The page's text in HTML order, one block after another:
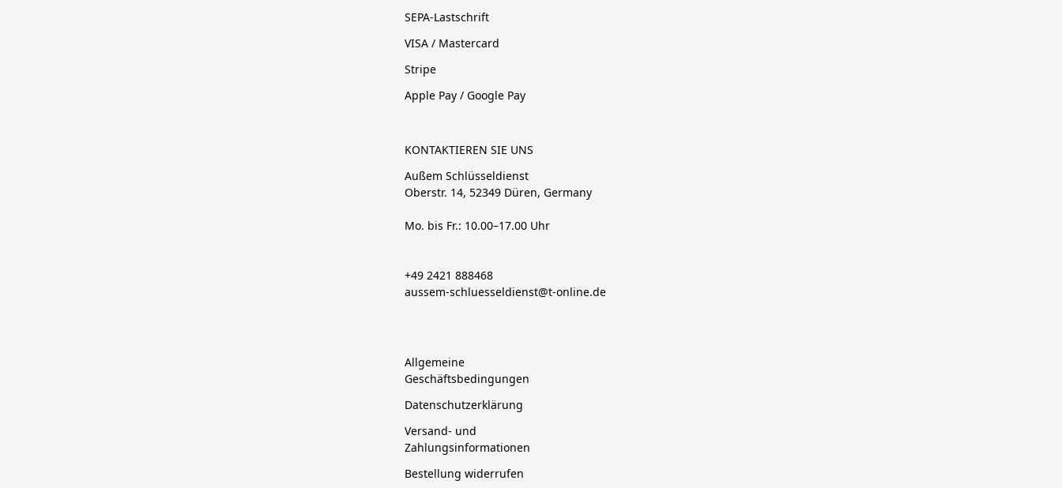
SEPA-Lastschrift
VISA / Mastercard
Stripe
Apple Pay / Google Pay
KONTAKTIEREN SIE UNS
Außem Schlüsseldienst
Oberstr. 14, 52349 Düren, Germany
Mo. bis Fr.: 10.00–17.00 Uhr
+49 2421 888468
aussem-schluesseldienst@t-online.de
Allgemeine
Geschäftsbedingungen
Datenschutzerklärung
Versand- und
Zahlungsinformationen
Bestellung widerrufen